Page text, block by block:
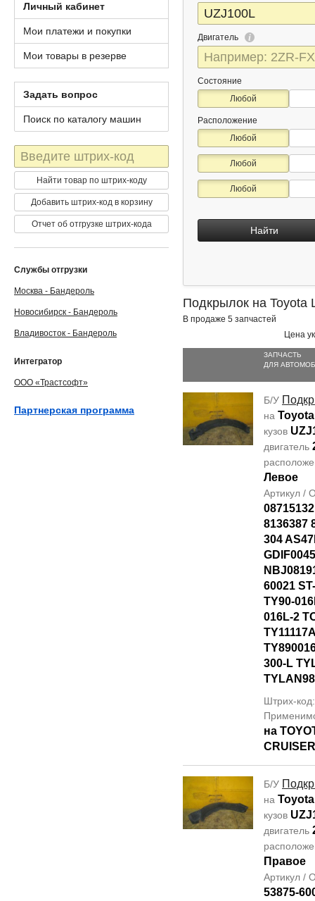
Двигатель
Состояние
Любой
Расположение
Любой
Любой
Любой
Найти
Подкрылок на Toyota
В продаже 5 запчастей
Цена
ЗАПЧАСТЬ
ДЛЯ
Б/У
на
кузов
двигатель
Левое
Артикул /
8136387
304
60021
TY90-
016L-2
300-L
Штрих-
на
Б/У
на
кузов
двигатель
Правое
Артикул /
53875-
Личный кабинет
Мои платежи и покупки
Мои товары в резерве
Задать вопрос
Поиск по каталогу машин
Штрих-
код
Найти товар по штрих-коду
Добавить штрих-код в корзину
Отчет об отгрузке штрих-кода
Службы отгрузки
Москва - Бандероль
Новосибирск - Бандероль
Владивосток - Бандероль
Интегратор
ООО «Трастсофт»
Партнерская программа